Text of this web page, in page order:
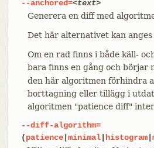
--anchored=<text>
Generera en diff med
Det här alternativet kan anges
Om en rad finns i både käll-
bara finns en gång och börjar
den här algoritmen förhindra
borttagning eller tillägg i
algoritmen "patience diff"
--diff-algorithm=
(patience| minimal| histogram|